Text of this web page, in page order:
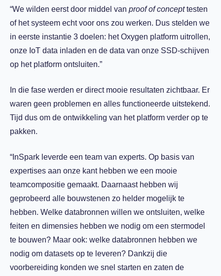
“We wilden eerst door middel van proof of concept testen
of het systeem echt voor ons zou werken. Dus stelden we
in eerste instantie 3 doelen: het Oxygen platform uitrollen,
onze IoT data inladen en de data van onze SSD-schijven
op het platform ontsluiten.”
In die fase werden er direct mooie resultaten zichtbaar. Er
waren geen problemen en alles functioneerde uitstekend.
Tijd dus om de ontwikkeling van het platform verder op te
pakken.
“InSpark leverde een team van experts. Op basis van
expertises aan onze kant hebben we een mooie
teamcompositie gemaakt. Daarnaast hebben wij
geprobeerd alle bouwstenen zo helder mogelijk te
hebben. Welke databronnen willen we ontsluiten, welke
feiten en dimensies hebben we nodig om een stermodel
te bouwen? Maar ook: welke databronnen hebben we
nodig om datasets op te leveren? Dankzij die
voorbereiding konden we snel starten en zaten de